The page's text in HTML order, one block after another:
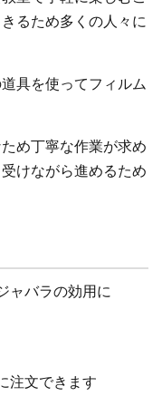
るため多くの人々に
具を使ってフィルム
め丁寧な作業が求め
けながら進めるため
ャバラの効用に
注文できます